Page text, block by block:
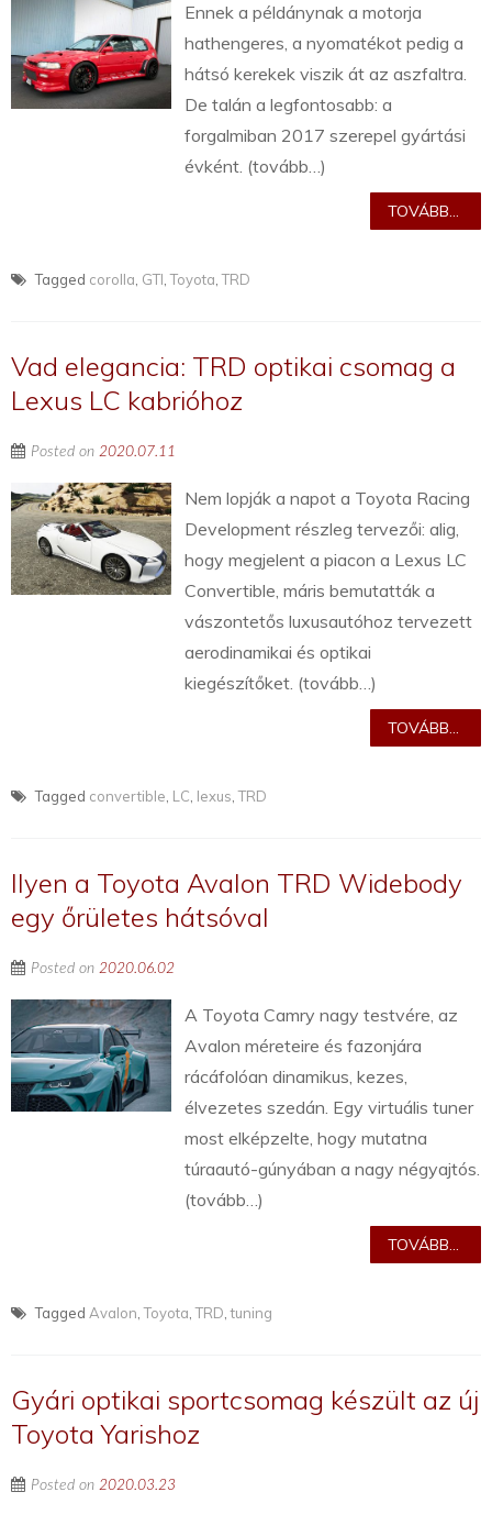
Ennek a példánynak a motorja
hathengeres, a nyomatékot pedig a
hátsó kerekek viszik át az aszfaltra.
De talán a legfontosabb: a
forgalmiban 2017 szerepel gyártási
évként. (tovább…)
TOVÁBB...
Tagged corolla GTI ,Toyota ,TRD
Vad elegancia: TRD optikai csomag a
Lexus LC kabrióhoz
Posted on 2020.07.11
Nem lopják a napot a Toyota Racing
Development részleg tervezői: alig,
hogy megjelent a piacon a Lexus LC
Convertible, máris bemutatták a
vászontetős luxusautóhoz tervezett
aerodinamikai és optikai
kiegészítőket. (tovább…)
TOVÁBB...
Tagged convertible LC lexus ,TRD
Ilyen a Toyota Avalon TRD Widebody
egy őrületes hátsóval
Posted on 2020.06.02
A Toyota Camry nagy testvére, az
Avalon méreteire és fazonjára
rácáfolóan dinamikus, kezes,
élvezetes szedán. Egy virtuális tuner
most elképzelte, hogy mutatna
túraautó-gúnyában a nagy négyajtós.
(tovább…)
TOVÁBB...
Tagged Avalon ,Toyota ,TRD ,tuning
Gyári optikai sportcsomag készült az új
Toyota Yarishoz
Posted on 2020.03.23